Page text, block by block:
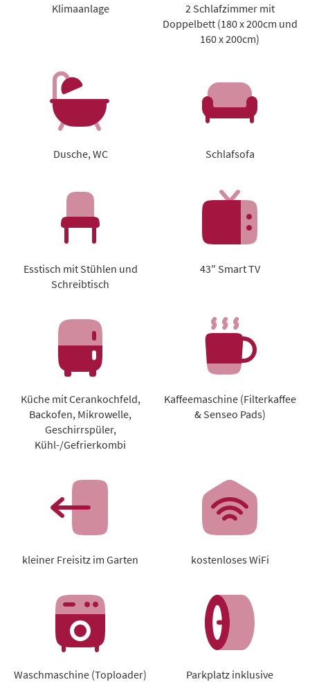
Klimaanlage
2 Schlafzimmer mit
Doppelbett (180 x 200cm und
160 x 200cm)
Dusche, WC Schlafsofa
Esstisch mit Stühlen und
Schreibtisch
43" Smart TV
Küche mit Cerankochfeld,
Backofen, Mikrowelle,
Geschirrspüler,
Kühl-/Gefrierkombi
Kaffeemaschine (Filterkaffee
& Senseo Pads)
kleiner Freisitz im Garten kostenloses WiFi
Waschmaschine (Toploader)
Parkplatz inklusive